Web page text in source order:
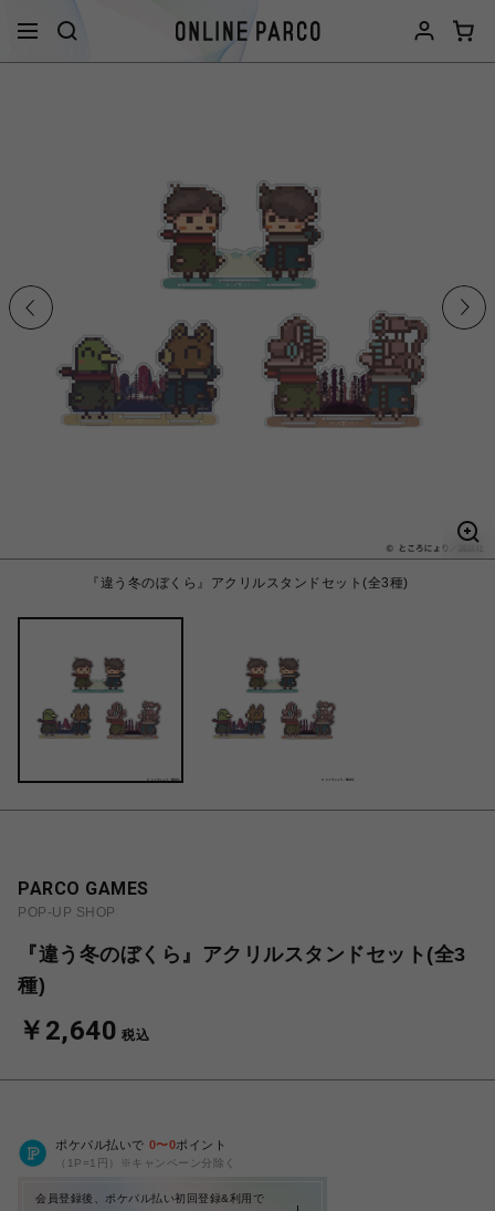
『違う冬のぼくら』アクリルスタンドセット(全3種)
PARCO GAMES
POP-UP SHOP
『違う冬のぼくら』アクリルスタンドセット(全3
種)
￥2,640 税込
ポケパル払いで 0〜0ポイント
（1P=1円）※キャンペーン分除く
会員登録後、ポケパル払い初回登録&利用で